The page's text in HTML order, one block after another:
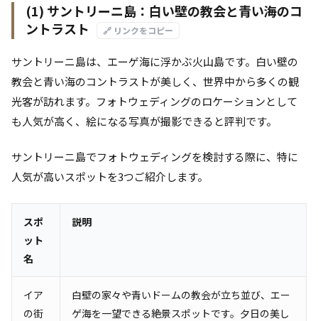
(1) サントリーニ島：白い壁の教会と青い海のコ
ントラスト
🔗 リンクをコピー
サントリーニ島は、エーゲ海に浮かぶ火山島です。白い壁の
教会と青い海のコントラストが美しく、世界中から多くの観
光客が訪れます。フォトウェディングのロケーションとして
も人気が高く、絵になる写真が撮影できると評判です。
サントリーニ島でフォトウェディングを検討する際に、特に
人気が高いスポットを3つご紹介します。
スポ
ット
名
説明
イア
の街
白壁の家々や青いドームの教会が立ち並び、エー
ゲ海を一望できる絶景スポットです。夕日の美し